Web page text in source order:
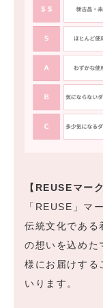
【REUSEマー
「REUSE」マ
伝統文化である
の想いを込めた
様にお届けする
いります。